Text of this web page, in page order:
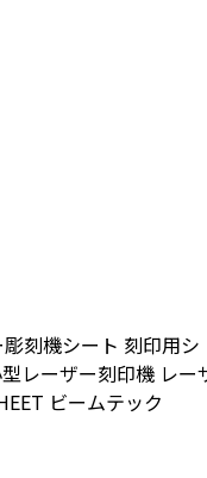
刻機シート 刻印用シ
レーザー刻印機 レー
ビームテック